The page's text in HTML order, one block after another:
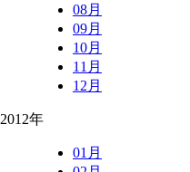
08月
09月
10月
11月
12月
2012年
01月